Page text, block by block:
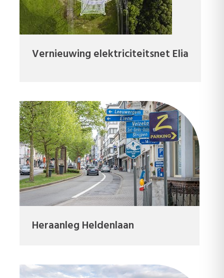
Vernieuwing elektriciteitsnet Elia
Heraanleg Heldenlaan